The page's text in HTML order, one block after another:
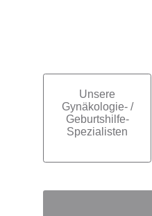
Subnavigation
Unsere
Gynäkologie- /
Geburtshilfe-
Spezialisten